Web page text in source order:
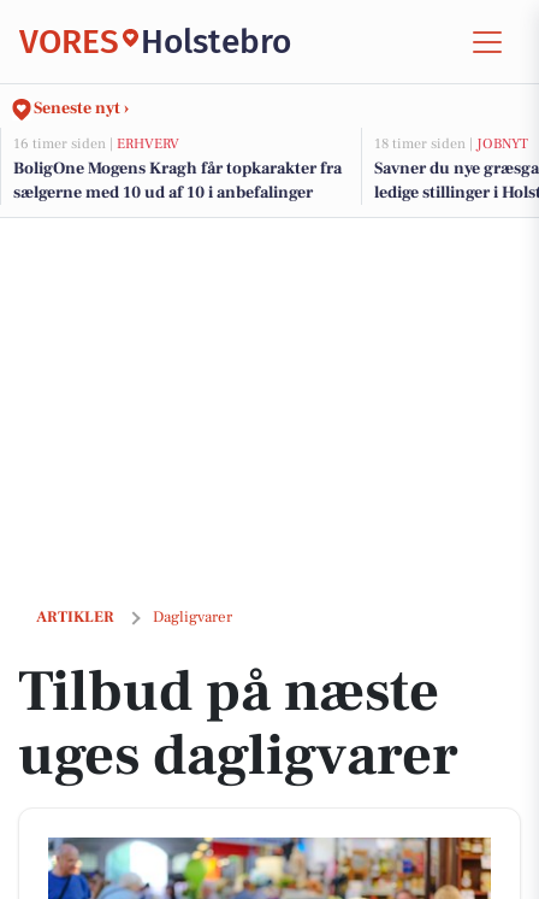
VORES Holstebro
Seneste nyt ›
16 timer siden | ERHVERV
BoligOne Mogens Kragh får topkarakter fra
sælgerne med 10 ud af 10 i anbefalinger
18 timer siden | JOBNYT
Savner du nye
ledige stillinger i
ARTIKLER Dagligvarer
Tilbud på næste uges dagligvarer
Tilbud på næste
uges dagligvarer